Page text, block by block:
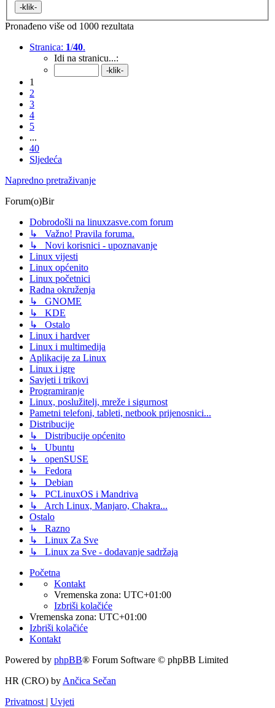
Pronađeno više od 1000 rezultata
Stranica: 1/40.
Idi na stranicu...:
1
2
3
4
5
...
40
Sljedeća
Napredno pretraživanje
Forum(o)Bir
Dobrodošli na linuxzasve.com forum
↳ Važno! Pravila foruma.
↳ Novi korisnici - upoznavanje
Linux vijesti
Linux općenito
Linux početnici
Radna okruženja
↳ GNOME
↳ KDE
↳ Ostalo
Linux i hardver
Linux i multimedija
Aplikacije za Linux
Linux i igre
Savjeti i trikovi
Programiranje
Linux, poslužitelj, mreže i sigurnost
Pametni telefoni, tableti, netbook prijenosnici...
Distribucije
↳ Distribucije općenito
↳ Ubuntu
↳ openSUSE
↳ Fedora
↳ Debian
↳ PCLinuxOS i Mandriva
↳ Arch Linux, Manjaro, Chakra...
Ostalo
↳ Razno
↳ Linux Za Sve
↳ Linux za Sve - dodavanje sadržaja
Početna
Kontakt
Vremenska zona: UTC+01:00
Izbriši kolačiće
Vremenska zona: UTC+01:00
Izbriši kolačiće
Kontakt
Powered by phpBB® Forum Software © phpBB Limited
HR (CRO) byAnčica Sečan
Privatnost
Uvjeti